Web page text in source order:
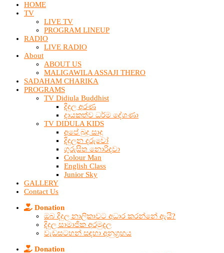
HOME
TV
LIVE TV
PROGRAM LINEUP
RADIO
LIVE RADIO
About
ABOUT US
MALIGAWILA ASSAJI THERO
SADAHAM CHARIKA
PROGRAMS
TV Didiula Buddhist
දිදුල අරණ
දායකත්ව ධර්ම දේශණා
TV DIDULA KIDS
අපේ බුදු සාදු
දිදුලන දරුවෝ
ගුරුසිත නොරිදවා
Colour Man
English Class
Junior Sky
GALLERY
Contact Us
Donation
ඔබ දිදුල නාලිකාවට අධාර කරන්නේ ඇයි?
දිදුල සාමාජික අරමුදල
වැඩසටහන් සඳහා අනුග්‍රහය
Donation